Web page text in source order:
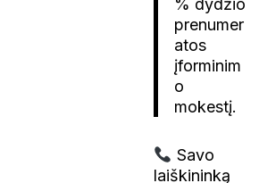
% dydžio
prenumer
atos
įforminim
o
mokestį.
Savo
laiškininką